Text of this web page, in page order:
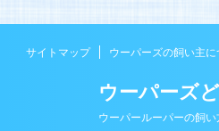
サイトマップ ウーパーズの飼い主に
ウーパーズ
ウーパールーパーの飼い